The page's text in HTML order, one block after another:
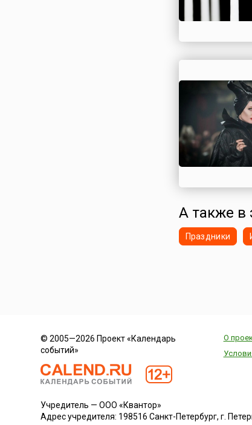
А также в
Праздники
© 2005—2026 Проект «Календарь
событий»
О
Учредитель — ООО «Квантор»
Адрес учредителя: 198516 Санкт-Петербург, г.